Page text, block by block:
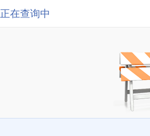
正在查询中